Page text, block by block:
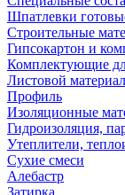
Шпатлевки
Строительные
Гипсокартон и
Комплектующие
Листовой материал
Профиль
Изоляционные
Гидроизоляция,
Утеплители,
Сухие смеси
Алебастр
Затирка